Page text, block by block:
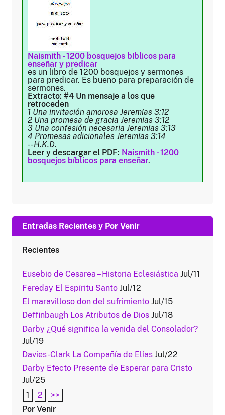
Naismith - 1200 bosquejos bíblicos para
enseñar y predicar
es un libro de 1200 bosquejos y sermones
para predicar. Es bueno para preparación de
sermones.
Extracto: #4 Un mensaje a los que
retroceden
1 Una invitación amorosa Jeremías 3:12
2 Una promesa de gracia Jeremías 3:12
3 Una confesión necesaria Jeremías 3:13
4 Promesas adicionales Jeremías 3:14
--H.K.D.
Leer y descargar el PDF: Naismith - 1200
bosquejos bíblicos para enseñar.
Entradas Recientes y Por Venir
Recientes
Eusebio de Cesarea – Historia Eclesiástica Jul/11
Fereday El Espíritu Santo Jul/12
El maravilloso don del sufrimiento Jul/15
Deffinbaugh Los Atributos de Dios Jul/18
Darby ¿Qué significa la venida del Consolador?
Jul/19
Davies-Clark La Compañía de Elías Jul/22
Darby Efecto Presente de Esperar para Cristo
Jul/25
1
2
>>
Por Venir